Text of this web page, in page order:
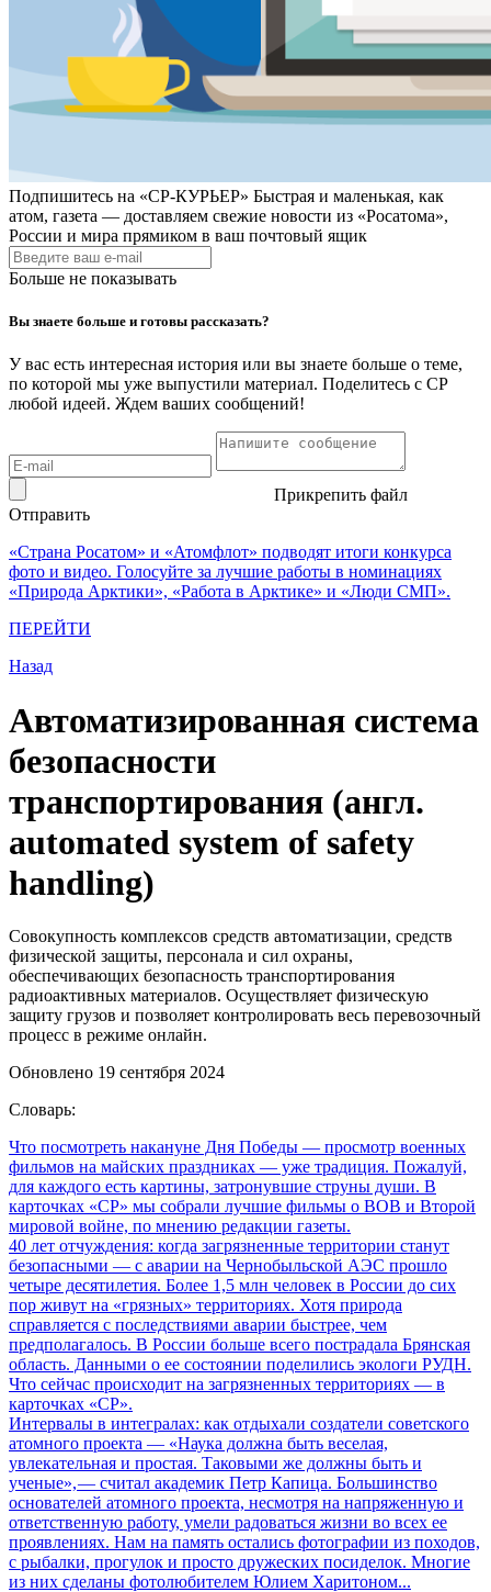
Подпишитесь на «СР-КУРЬЕР» Быстрая и маленькая, как
атом, газета — доставляем свежие новости из «Росатома»,
России и мира прямиком в ваш почтовый ящик
Больше не показывать
Вы знаете больше и готовы рассказать?
У вас есть интересная история или вы знаете больше о теме,
по которой мы уже выпустили материал. Поделитесь с СР
любой идеей. Ждем ваших сообщений!
Прикрепить файл
Отправить
«Страна Росатом» и «Атомфлот» подводят итоги конкурса
фото и видео. Голосуйте за лучшие работы в номинациях
«Природа Арктики», «Работа в Арктике» и «Люди СМП».
ПЕРЕЙТИ
Назад
Автоматизированная система
безопасности
транспортирования (англ.
automated system of safety
handling)
Совокупность комплексов средств автоматизации, средств
физической защиты, персонала и сил охраны,
обеспечивающих безопасность транспортирования
радиоактивных материалов. Осуществляет физическую
защиту грузов и позволяет контролировать весь перевозочный
процесс в режиме онлайн.
Обновлено 19 сентября 2024
Словарь:
Что посмотреть накануне Дня Победы — просмотр военных
фильмов на майских праздниках — уже традиция. Пожалуй,
для каждого есть картины, затронувшие струны души. В
карточках «СР» мы собрали лучшие фильмы о ВОВ и Второй
мировой войне, по мнению редакции газеты.
40 лет отчуждения: когда загрязненные территории станут
безопасными — с аварии на Чернобыльской АЭС прошло
четыре десятилетия. Более 1,5 млн человек в России до сих
пор живут на «грязных» территориях. Хотя природа
справляется с последствиями аварии быстрее, чем
предполагалось. В России больше всего пострадала Брянская
область. Данными о ее состоянии поделились экологи РУДН.
Что сейчас происходит на загрязненных территориях — в
карточках «СР».
Интервалы в интегралах: как отдыхали создатели советского
атомного проекта — «Наука должна быть веселая,
увлекательная и простая. Таковыми же должны быть и
ученые», — считал академик Петр Капица. Большинство
основателей атомного проекта, несмотря на напряженную и
ответственную работу, умели радоваться жизни во всех ее
проявлениях. Нам на память остались фотографии из походов,
с рыбалки, прогулок и просто дружеских посиделок. Многие
из них сделаны фотолюбителем Юлием Харитоном...